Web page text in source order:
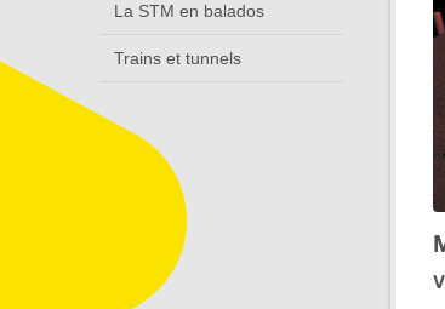
La STM en balados
Trains et tunnels